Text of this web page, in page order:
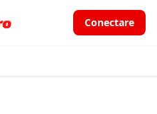
Conectare